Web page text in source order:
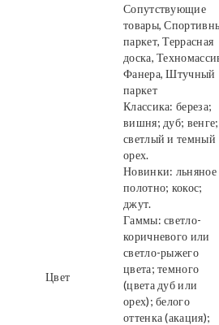
Сопутствующие
товары,
паркет, Террасная
доска,
Фанера, Штучный
паркет
Цвет
Классика: береза;
вишня; дуб; венге;
светлый и темный
орех.
Новинки: льняное
полотно; кокос;
джут.
Гаммы: светло-
коричневого или
светло-рыжего
цвета; темного
(цвета дуб или
орех); белого
оттенка (акация);